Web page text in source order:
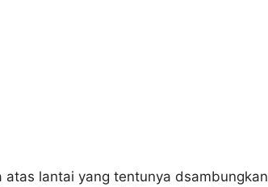
lantai yang tentunya dsambungkan